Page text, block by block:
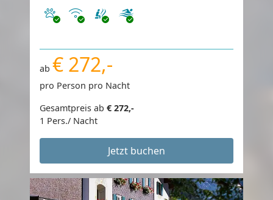
Haustiere erlaubt
Internet
ab € 272,-
pro Person pro Nacht
Gesamtpreis ab € 272,-
1 Pers./ Nacht
Jetzt buchen